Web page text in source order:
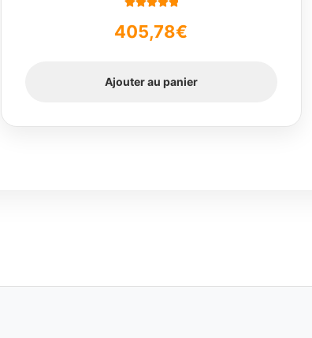
405,78€
Ajouter au panier